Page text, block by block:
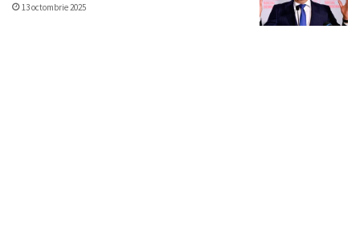
13 octombrie 2025